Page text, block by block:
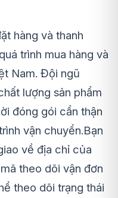
hàng và thanh
trình mua hàng và
Nam. Đội ngũ
lượng sản phẩm
đóng gói cẩn thận
vận chuyển.Bạn
về địa chỉ của
theo dõi vận đơn
theo dõi trạng thái